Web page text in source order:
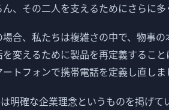
ん、その二人を支えるためにさらに多
場合、私たちは複雑さの中で、物事
を変えるために製品を再定義するこ
ートフォンで携帯電話を定義し直しま
明確な企業理念というものを掲げ